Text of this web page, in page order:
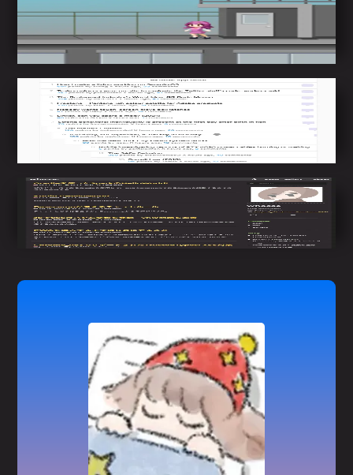
ユーザーのクリック/タッチに応じてキャラクター
が移動・アクションする。ドット絵はAsperiteで
作成。
HackerNewsクローン
HackerNewsのAPIからその日のニュース情報を取
得して表示する。
Hugoを使用したSSGブログ
HugoのSSG機能を使用してブログを作成した。